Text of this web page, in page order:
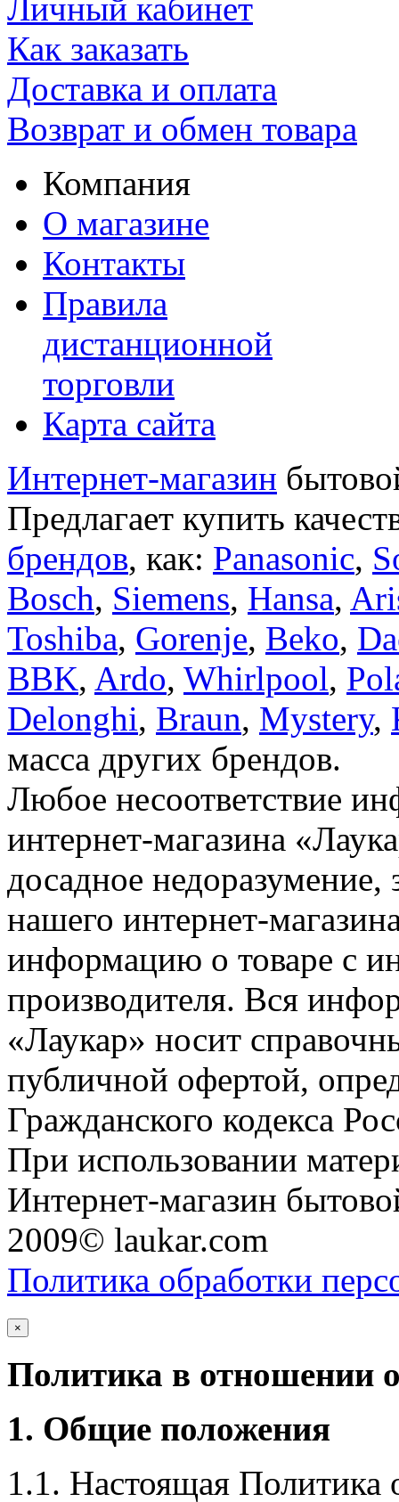
Личный кабинет
Как заказать
Доставка и оплата
Возврат и обмен товара
Компания
О магазине
Контакты
Правила
дистанционной
торговли
Карта сайта
Интернет-магазин
Предлагает купить
брендов, как: Panasonic,
Bosch, Siemens, Hansa,
Toshiba, Gorenje, Beko,
BBK, Ardo, Whirlpool,
Delonghi, Braun, Mystery,
масса других брендов.
Любое несоответствие
интернет-магазина
досадное недоразумение,
нашего интернет-
информацию о товаре с
производителя. Вся
«Лаукар» носит
публичной офертой,
Гражданского кодекса
При использовании
Интернет-магазин
2009© laukar.com
Политика обработки
×
Политика в отношении
1. Общие положения
1.1. Настоящая Политика